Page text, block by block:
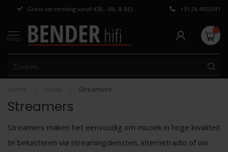
Gratis verzending vanaf €50,- (NL & BE) Persoonlijk
+31 26 4453541
MENU
Home Audio Streamers
Streamers
Streamers maken het eenvoudig om muziek in hoge kwaliteit
te beluisteren via streamingdiensten, internetradio of uw